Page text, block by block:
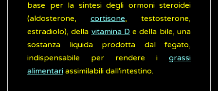
base per la sintesi degli ormoni steroidei
(aldosterone, cortisone, testosterone,
estradiolo), della vitamina De della bile, una
sostanza liquida prodotta dal fegato,
indispensabile per rendere i grassi
alimentari assimilabili dall'intestino.